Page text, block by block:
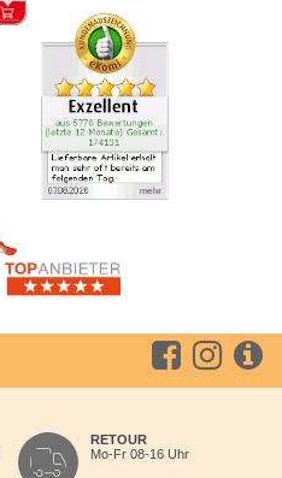
RETOUR
Mo-Fr 08-16 Uhr